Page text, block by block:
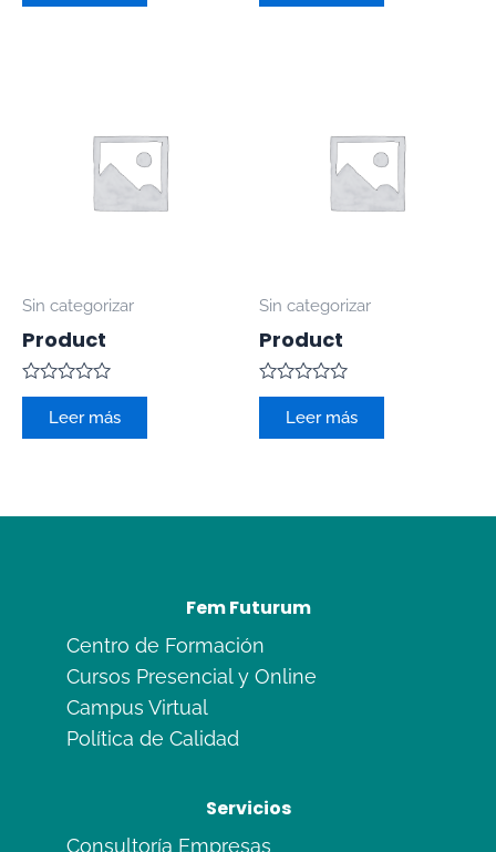
Sin categorizar
Product
Valorado
Leer más
Sin categorizar
Product
Valorado
Leer más
Fem Futurum
Centro de Formación
Cursos Presencial y Online
Campus Virtual
Política de Calidad
Servicios
Consultoría Empresas